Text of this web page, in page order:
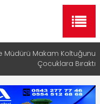
Müdürü Makam Koltuğunu
Çocuklara Bıraktı
ile Google ve Yapay Zeka
Aramalarında Öne Çıkın
Rehberi Hizmete Girdi